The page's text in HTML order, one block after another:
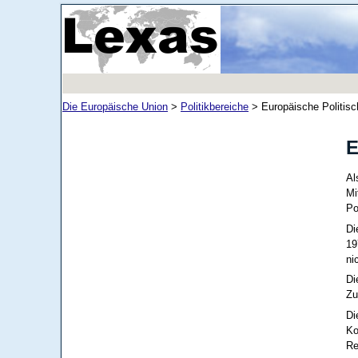
Die Europäische Union > Politikbereiche > Europäische